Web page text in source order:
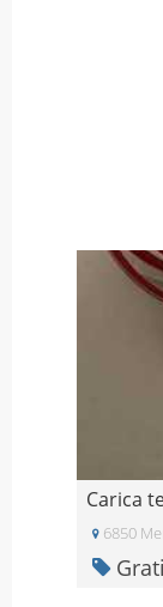
Carica
6850